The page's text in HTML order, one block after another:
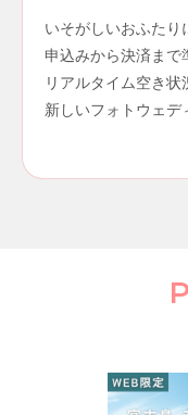
いそがしいおふたり
申込みから決済まで
リアルタイム空き
新しいフォトウェデ